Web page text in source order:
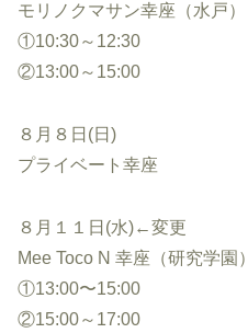
モリノクマサン幸座（水戸）
①10:30～12:30
②13:00～15:00
８月８日(日)
プライベート幸座
８月１１日(水)←変更
Mee Toco N 幸座（研究学園）
①13:00〜15:00
②15:00～17:00